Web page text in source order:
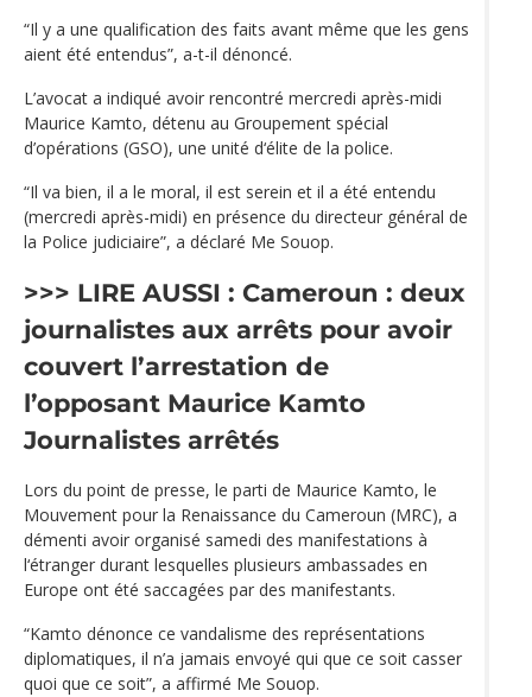
“Il y a une qualification des faits avant même que les gens
aient été entendus”, a-t-il dénoncé.
L’avocat a indiqué avoir rencontré mercredi après-midi
Maurice Kamto, détenu au Groupement spécial
d’opérations (GSO), une unité d‘élite de la police.
“Il va bien, il a le moral, il est serein et il a été entendu
(mercredi après-midi) en présence du directeur général de
la Police judiciaire”, a déclaré Me Souop.
>>> LIRE AUSSI : Cameroun : deux
journalistes aux arrêts pour avoir
couvert l’arrestation de
l’opposant Maurice Kamto
Journalistes arrêtés
Lors du point de presse, le parti de Maurice Kamto, le
Mouvement pour la Renaissance du Cameroun (MRC), a
démenti avoir organisé samedi des manifestations à
l‘étranger durant lesquelles plusieurs ambassades en
Europe ont été saccagées par des manifestants.
“Kamto dénonce ce vandalisme des représentations
diplomatiques, il n’a jamais envoyé qui que ce soit casser
quoi que ce soit”, a affirmé Me Souop.